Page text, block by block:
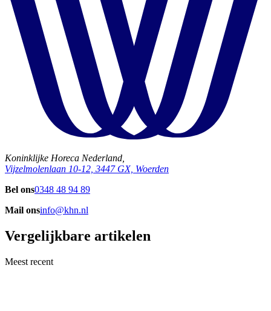
Koninklijke Horeca Nederland,
Vijzelmolenlaan 10-12, 3447 GX, Woerden
Bel ons0348 48 94 89
Mail onsinfo@khn.nl
Vergelijkbare artikelen
Meest recent